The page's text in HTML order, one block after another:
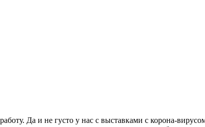
Да и не густо у нас с выставками с корона-